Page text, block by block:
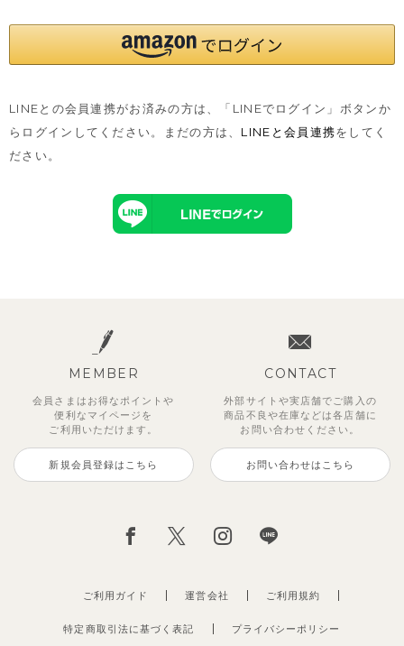
LINEとの会員連携がお済みの方は、「LINEでログイン」ボタンか
らログインしてください。まだの方は、 LINEと会員連携をしてく
ださい。
MEMBER
会員さまはお得なポイントや
便利な マイページを
ご利用いただけます。
新規会員登録はこちら
CONTACT
外部サイトや実店舗でご購入の
商品不良や在庫などは各店舗に
お問い合わせください。
お問い合わせはこちら
ご利用ガイド 運営会社
特定商取引法に基づく表記 プライバシーポリシー
ご利用規約